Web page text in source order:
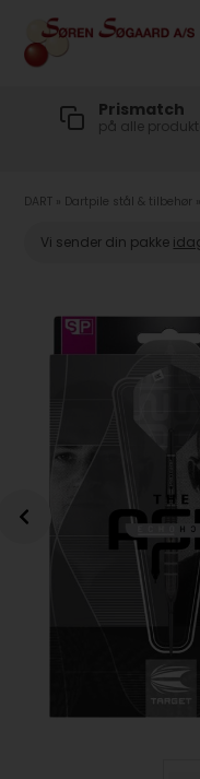
Prismatch
på alle
DART Dartpile stål & tilbehør
Vi sender din pakke